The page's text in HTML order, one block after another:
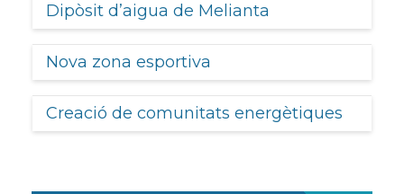
Dipòsit d’aigua de Melianta
Nova zona esportiva
Creació de comunitats energètiques